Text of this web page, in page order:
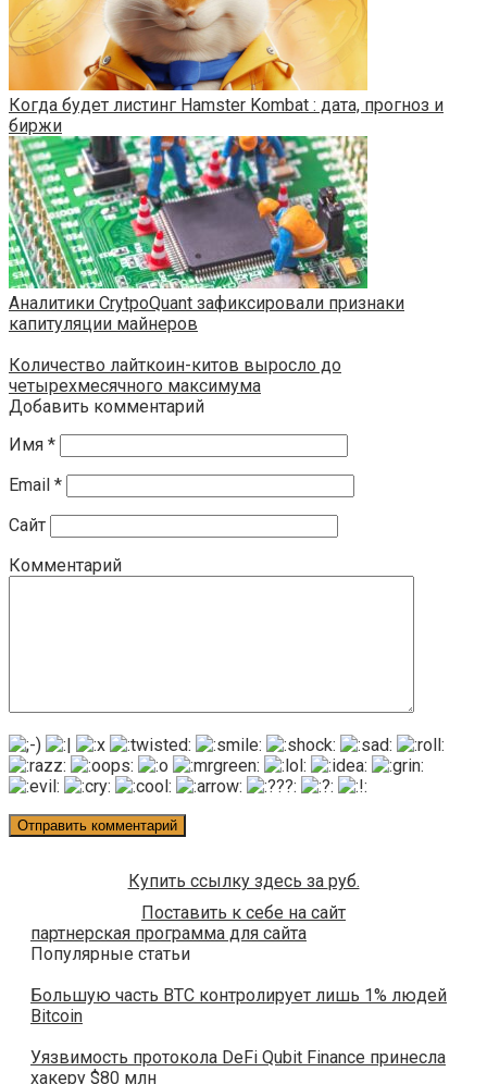
Когда будет листинг Hamster Kombat : дата, прогноз и
биржи
Аналитики CrytpoQuant зафиксировали признаки
капитуляции майнеров
Количество лайткоин-китов выросло до
четырехмесячного максимума
Добавить комментарий
Имя *
Email *
Сайт
Комментарий
Купить ссылку здесь за руб.
Поставить к себе на сайт
партнерская программа для сайта
Популярные статьи
Большую часть BTC контролирует лишь 1% людей
Bitcoin
Уязвимость протокола DeFi Qubit Finance принесла
хакеру $80 млн